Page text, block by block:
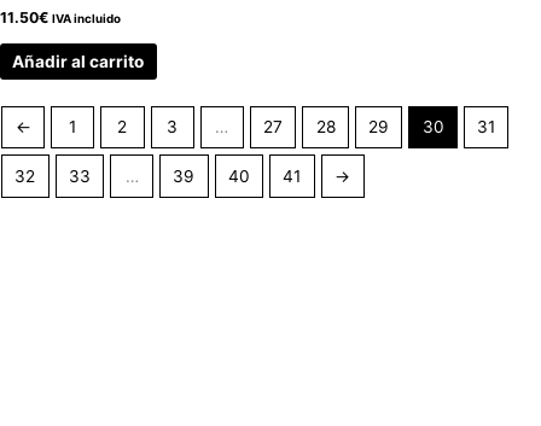
11.50€ IVA incluido
Añadir al carrito
← 1 2 3 … 27 28 29 30 31
32 33 … 39 40 41 →